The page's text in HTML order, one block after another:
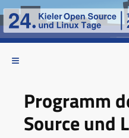
Programm
Source und